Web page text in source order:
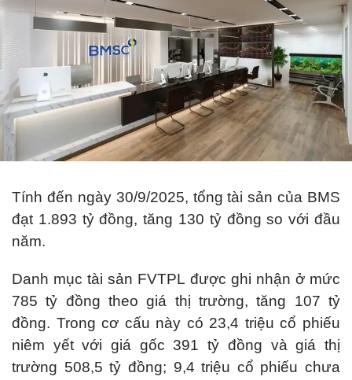
Tính đến ngày 30/9/2025, tổng tài sản của BMS
đạt 1.893 tỷ đồng, tăng 130 tỷ đồng so với đầu
năm.
Danh mục tài sản FVTPL được ghi nhận ở mức
785 tỷ đồng theo giá thị trường, tăng 107 tỷ
đồng. Trong cơ cấu này có 23,4 triệu cổ phiếu
niêm yết với giá gốc 391 tỷ đồng và giá thị
trường 508,5 tỷ đồng; 9,4 triệu cổ phiếu chưa